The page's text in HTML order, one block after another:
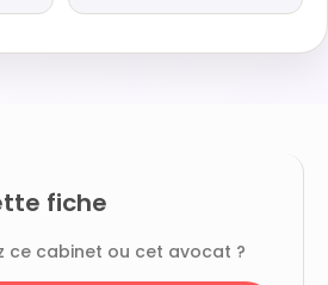
fiche
ce cabinet ou cet avocat ?